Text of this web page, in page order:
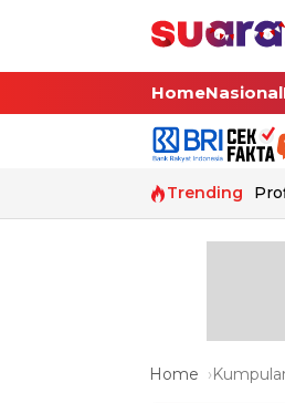
HomeNasional
Trending
Home